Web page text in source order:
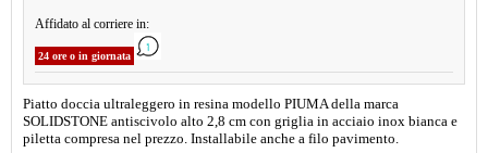
Affidato al corriere in:
24 ore o in giornata
Piatto doccia ultraleggero in resina modello PIUMA della marca
SOLIDSTONE antiscivolo alto 2,8 cm con griglia in acciaio inox bianca e
piletta compresa nel prezzo. Installabile anche a filo pavimento.